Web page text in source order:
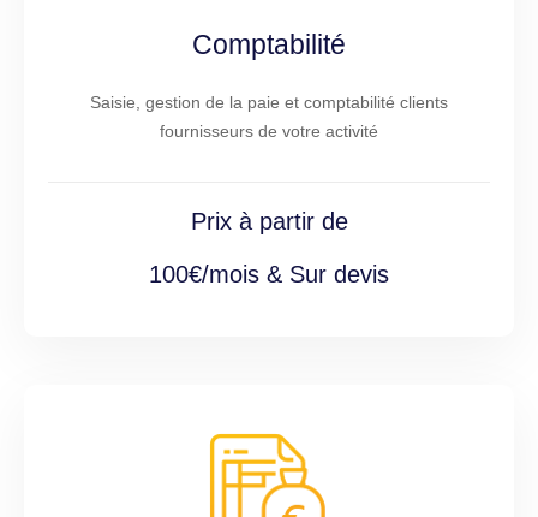
Comptabilité
Saisie, gestion de la paie et comptabilité clients
fournisseurs de votre activité
Prix à partir de
100€/mois & Sur devis